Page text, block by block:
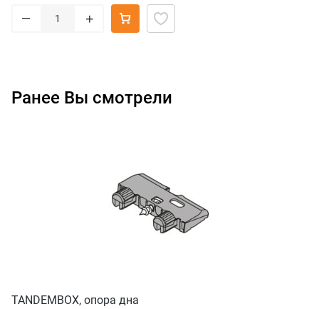
– +
Ранее Вы смотрели
TANDEMBOX, опора дна